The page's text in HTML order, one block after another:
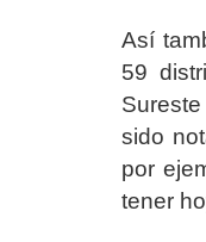
Así
59
sido
por
tener